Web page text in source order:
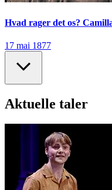
Hvad rager det os?
17 mai 1877
Aktuelle taler